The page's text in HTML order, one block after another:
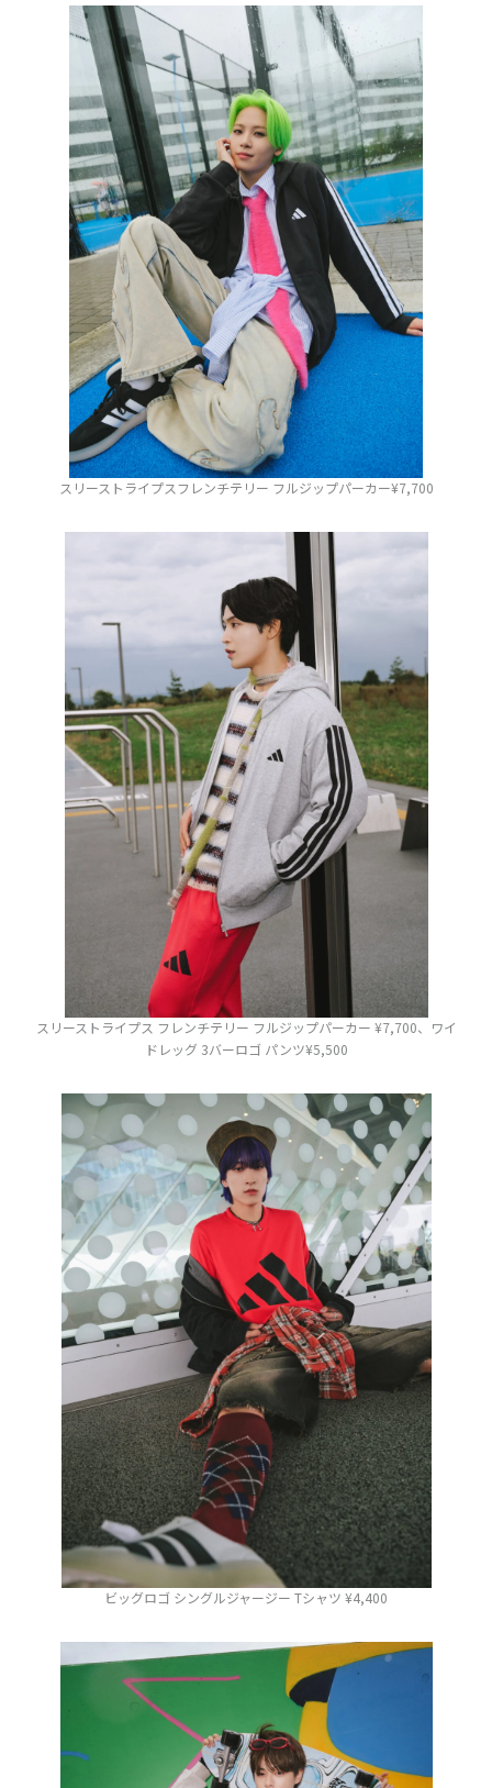
スリーストライプスフレンチテリー フルジップパーカー¥7,700
スリーストライプス フレンチテリー フルジップパーカー ¥7,700、ワイ
ドレッグ 3バーロゴ パンツ¥5,500
ビッグロゴ シングルジャージー Tシャツ ¥4,400